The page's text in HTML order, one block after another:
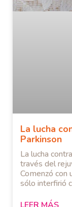
La lucha
Parkinson
La lucha
través del
Comenzó con
sólo interfirió